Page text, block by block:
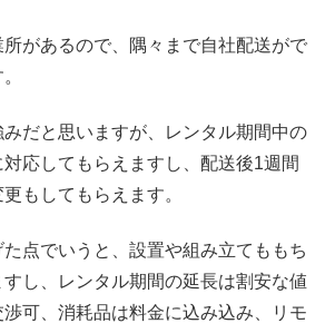
があるので、隅々まで自社配送がで
だと思いますが、レンタル期間中の
応してもらえますし、配送後1週間
もしてもらえます。
点でいうと、設置や組み立てももち
し、レンタル期間の延長は割安な値
可、消耗品は料金に込み込み、リモ